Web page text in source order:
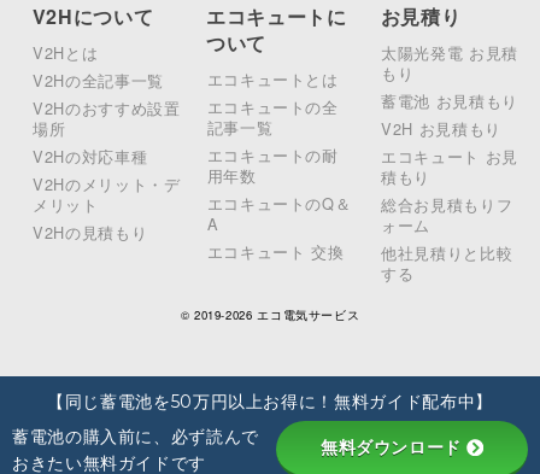
V2Hについて
V2Hとは
V2Hの全記事一覧
V2Hのおすすめ設置
場所
V2Hの対応車種
V2Hのメリット・デ
メリット
V2Hの見積もり
エコキュートに
ついて
エコキュートとは
エコキュートの全
記事一覧
エコキュートの耐
用年数
エコキュートのQ＆
A
エコキュート 交換
お見積り
太陽光発電 お見積
もり
蓄電池 お見積もり
V2H お見積もり
エコキュート お見
積もり
総合お見積もりフ
ォーム
他社見積りと比較
する
© 2019-2026 エコ電気サービス
【同じ蓄電池を50万円以上お得に！無料ガイド配布中】
蓄電池の購入前に、必ず読んで
おきたい無料ガイドです
無料ダウンロード